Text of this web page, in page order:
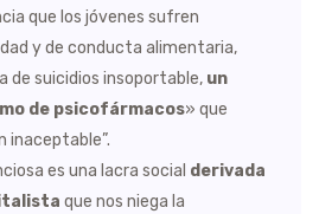
que los jóvenes sufren
y de conducta alimentaria,
de suicidios insoportable, un
de psicofármacos» que
inaceptable”.
es una lacra social derivada
que nos niega la